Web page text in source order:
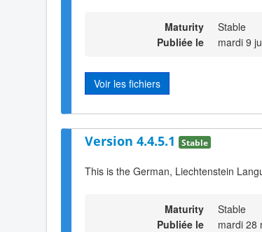
Maturity
Stable
Publiée le
mardi 9
Voir les fichiers
Version 4.4.5.1 Stable
This is the German, Liechtenstein
Maturity
Stable
Publiée le
mardi 28